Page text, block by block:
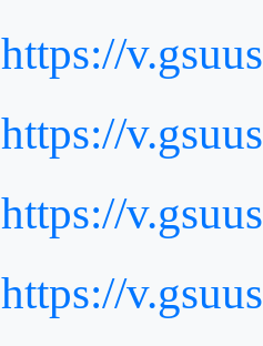
https://
https://
https://
https://